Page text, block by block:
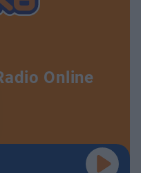
Online